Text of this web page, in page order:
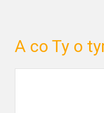
A co Ty o